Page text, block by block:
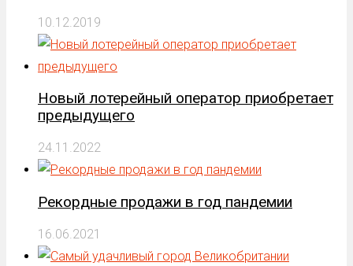
10.12.2019
Новый лотерейный оператор приобретает
предыдущего
24.11.2022
Рекордные продажи в год пандемии
16.06.2021